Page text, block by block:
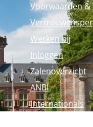
Voorwaarden &
Werken bij
Inloggen
Zalenoverzicht
ANBI
Internationals